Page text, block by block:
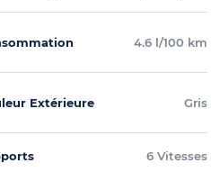
4.6 l/100 km
Extérieure Gris
6 Vitesses